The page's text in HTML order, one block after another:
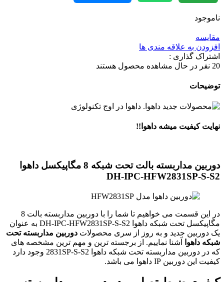
ناموجود
مقایسه
افزودن به علاقه مندی ها
اشتراک گذاری :
20 نفر در حال مشاهده محصول هستند
توضیحات
نهایت کیفیت میشه داهوا!!
دوربین مداربسته بالت تحت شبکه 8 مگاپیکسل داهوا
DH-IPC-HFW2831SP-S-S2
در این قسمت می خواهیم تا شما را با دوربین مداربسته بالت 8
مگاپیکسل تحت شبکه داهوا DH-IPC-HFW2831SP-S-S2 به عنوان
یک دوربین جدید و به روز از سری محصولات دوربین مداربسته تحت
شبکه داهوا
آشنا نماییم. از برجسته ترین و مهم ترین مشخصه های
که در دوربین مداربسته تحت شبکه داهوا 2831SP-S-S2 وجود دارد
کیفیت این دوربین IP داهوا می باشد.